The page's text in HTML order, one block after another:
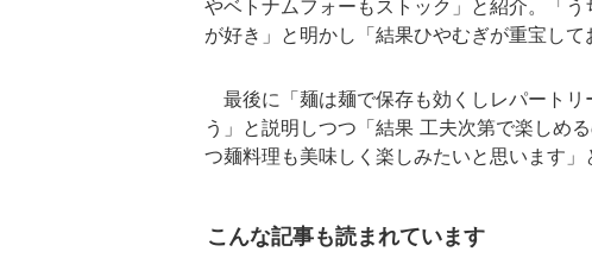
やベトナムフォーもストック」と紹介。「
が好き」と明かし「結果ひやむぎが重宝して
最後に「麺は麺で保存も効くしレパート
う」と説明しつつ「結果 工夫次第で楽しめ
つ麺料理も美味しく楽しみたいと思います」
こんな記事も読まれています